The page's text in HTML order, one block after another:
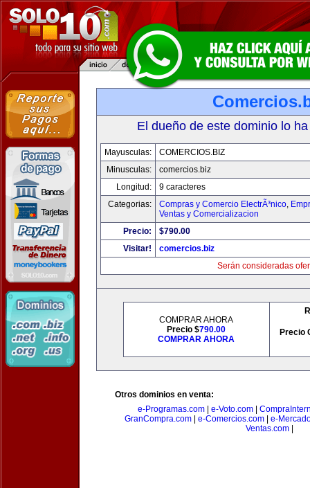
El dueño de este dominio lo
Mayusculas:
COMERCIOS.BIZ
Minusculas:
comercios.biz
Longitud:
9 caracteres
Categorias:
Compras y Comercio ElectrÃ³nico,
Ventas y Comercializacion
Precio:
$790.00
Visitar!
comercios.biz
Serán consideradas
COMPRAR AHORA
Precio $790.00
COMPRAR AHORA
Precio
Otros dominios en venta:
e-Programas.com
e-Voto.com
GranCompra.com
e-Comercios.com
e-
Ventas.com|